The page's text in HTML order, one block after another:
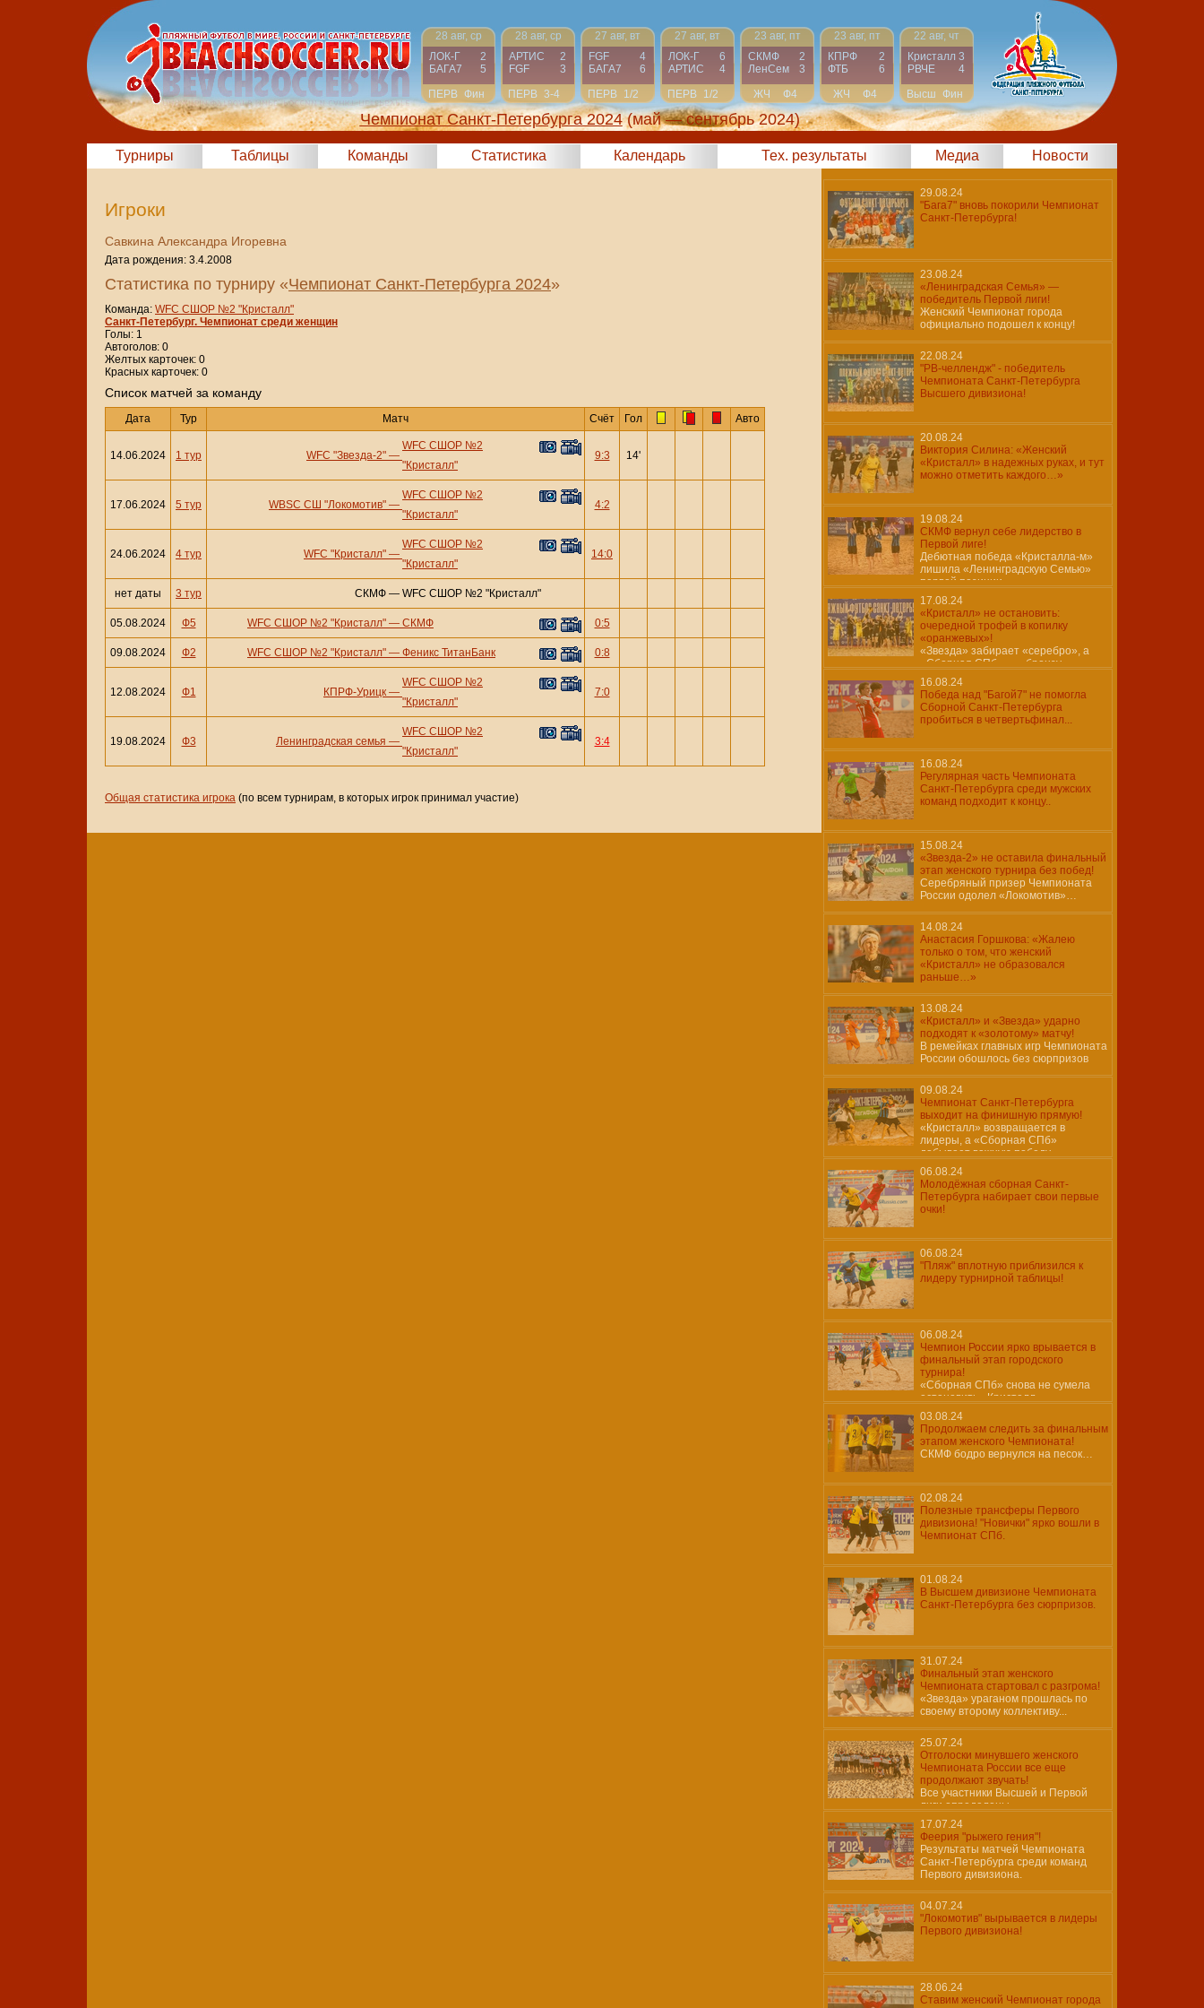
28 авг, ср
ЛОК-Г
2
БАГА7
5
ПЕРВ Фин
28 авг, ср
АРТИС
2
FGF
3
ПЕРВ 3-4
27 авг, вт
FGF
4
БАГА7
6
ПЕРВ
1/2
27 авг, вт
ЛОК-Г
6
АРТИС
4
ПЕРВ
1/2
23 авг, пт
СКМФ
2
ЛенСем
3
ЖЧ
Ф4
23 авг, пт
КПРФ
2
ФТБ
6
ЖЧ
Ф4
22 авг, чт
Кристалл 3
РВЧЕ
4
Высш Фин
Чемпионат Санкт-Петербурга 2024 (май — сентябрь 2024)
Турниры Таблицы Команды Статистика Календарь Тех. результаты Медиа Новости
Игроки
Савкина Александра Игоревна
Дата рождения: 3.4.2008
Статистика по турниру «Чемпионат Санкт-Петербурга 2024»
Команда: WFC СШОР №2 "Кристалл"
Санкт-Петербург. Чемпионат среди женщин
Голы: 1
Автоголов: 0
Желтых карточек: 0
Красных карточек: 0
Cписок матчей за команду
Дата Тур Матч Счёт Гол Авто
14.06.2024 1 тур WFC "Звезда-2" —
WFC СШОР №2
"Кристалл"
9:3 14'
17.06.2024 5 тур WBSC СШ "Локомотив" —
WFC СШОР №2
"Кристалл"
4:2
24.06.2024 4 тур WFC "Кристалл" —
WFC СШОР №2
"Кристалл"
14:0
нет даты 3 тур СКМФ — WFC СШОР №2 "Кристалл"
05.08.2024 Ф5 WFC СШОР №2 "Кристалл" — СКМФ 0:5
09.08.2024 Ф2 WFC СШОР №2 "Кристалл" — Феникс ТитанБанк 0:8
12.08.2024 Ф1 КПРФ-Урицк —
WFC СШОР №2
"Кристалл"
7:0
19.08.2024 Ф3 Ленинградская семья —
WFC СШОР №2
"Кристалл"
3:4
Общая статистика игрока (по всем турнирам, в которых игрок принимал участие)
29.08.24
"Бага7" вновь покорили Чемпионат
Санкт-Петербурга!
23.08.24
«Ленинградская Семья» —
победитель Первой лиги!
Женский Чемпионат города
официально подошел к концу!
22.08.24
"РВ-челлендж" - победитель
Чемпионата Санкт-Петербурга
Высшего дивизиона!
20.08.24
Виктория Силина: «Женский
«Кристалл» в надежных руках, и тут
можно отметить каждого…»
19.08.24
СКМФ вернул себе лидерство в
Первой лиге!
Дебютная победа «Кристалла-м»
лишила «Ленинградскую Семью»
первой позиции…
17.08.24
«Кристалл» не остановить:
очередной трофей в копилку
«оранжевых»!
«Звезда» забирает «серебро», а
«Сборная СПб» — «бронзу»
16.08.24
Победа над "Багой7" не помогла
Сборной Санкт-Петербурга
пробиться в четвертьфинал...
16.08.24
Регулярная часть Чемпионата
Санкт-Петербурга среди мужских
команд подходит к концу..
15.08.24
«Звезда-2» не оставила финальный
этап женского турнира без побед!
Серебряный призер Чемпионата
России одолел «Локомотив»…
14.08.24
Анастасия Горшкова: «Жалею
только о том, что женский
«Кристалл» не образовался
раньше…»
13.08.24
«Кристалл» и «Звезда» ударно
подходят к «золотому» матчу!
В ремейках главных игр Чемпионата
России обошлось без сюрпризов
09.08.24
Чемпионат Санкт-Петербурга
выходит на финишную прямую!
«Кристалл» возвращается в
лидеры, а «Сборная СПб»
добывает важную победу…
06.08.24
Молодёжная сборная Санкт-
Петербурга набирает свои первые
очки!
06.08.24
"Пляж" вплотную приблизился к
лидеру турнирной таблицы!
06.08.24
Чемпион России ярко врывается в
финальный этап городского
турнира!
«Сборная СПб» снова не сумела
остановить «Кристалл»…
03.08.24
Продолжаем следить за финальным
этапом женского Чемпионата!
СКМФ бодро вернулся на песок…
02.08.24
Полезные трансферы Первого
дивизиона! "Новички" ярко вошли в
Чемпионат СПб.
01.08.24
В Высшем дивизионе Чемпионата
Санкт-Петербурга без сюрпризов.
31.07.24
Финальный этап женского
Чемпионата стартовал с разгрома!
«Звезда» ураганом прошлась по
своему второму коллективу...
25.07.24
Отголоски минувшего женского
Чемпионата России все еще
продолжают звучать!
Все участники Высшей и Первой
лиги определены…
17.07.24
Феерия "рыжего гения"!
Результаты матчей Чемпионата
Санкт-Петербурга среди команд
Первого дивизиона.
04.07.24
"Локомотив" вырывается в лидеры
Первого дивизиона!
28.06.24
Ставим женский Чемпионат города